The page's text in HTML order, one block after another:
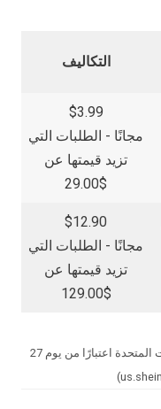
التكاليف
$3.99
مجانًا - الطلبات التي
تزيد قيمتها عن
$29.00
$12.90
مجانًا - الطلبات التي
تزيد قيمتها عن
$129.00
أوقات وتكاليف الشحن من Shein إلى الولايات المتحدة اعتبارًا من يوم 27